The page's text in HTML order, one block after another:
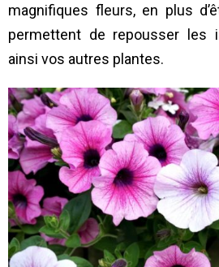
magnifiques fleurs, en plus
permettent de repousser les
ainsi vos autres plantes.